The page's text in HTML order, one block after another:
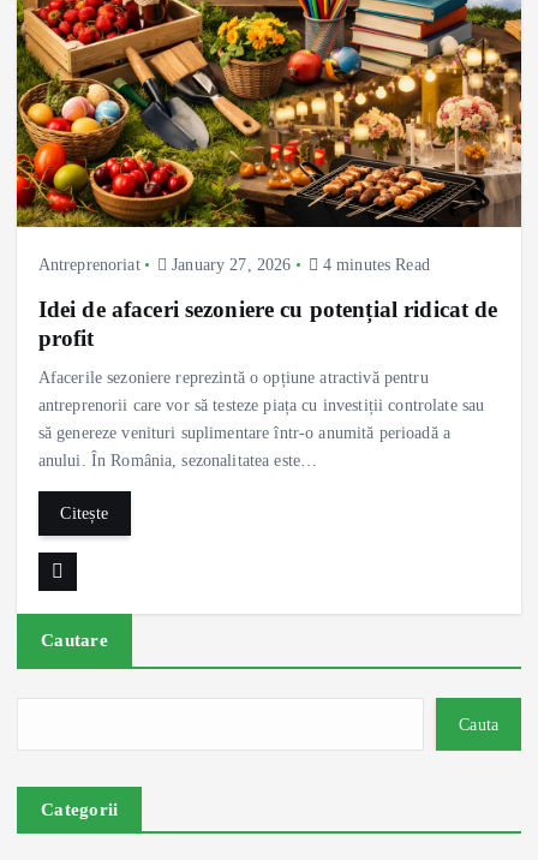
Antreprenoriat January 27, 2026 4 minutes Read
Idei de afaceri sezoniere cu potențial ridicat de
profit
Afacerile sezoniere reprezintă o opțiune atractivă pentru
antreprenorii care vor să testeze piața cu investiții controlate sau
să genereze venituri suplimentare într-o anumită perioadă a
anului. În România, sezonalitatea este…
Citește
Cautare
Cauta
Categorii